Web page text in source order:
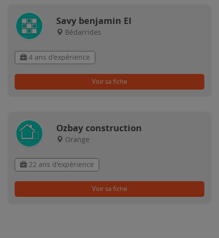
Savy benjamin EI
Bédarrides
4 ans d'expérience
Voir sa fiche
Ozbay construction
Orange
22 ans d'expérience
Voir sa fiche